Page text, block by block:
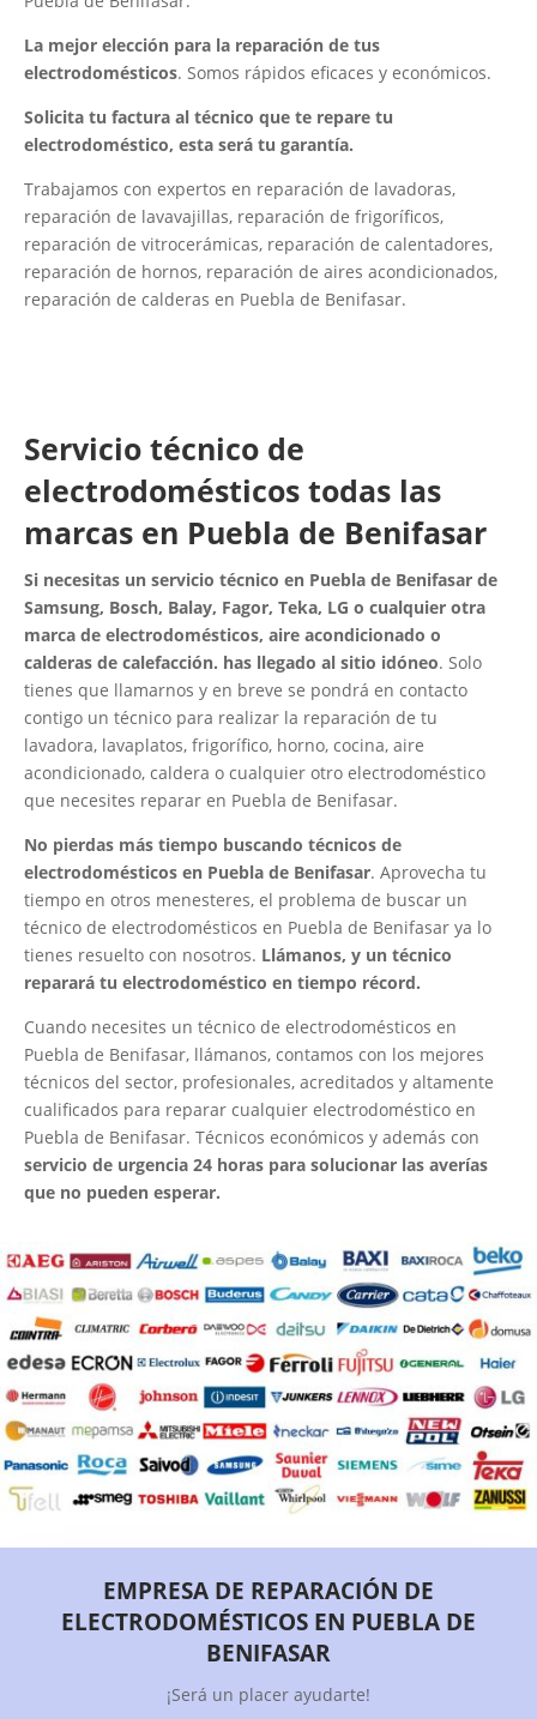
La mejor elección para la reparación de tus
electrodomésticos. Somos rápidos eficaces y económicos.
Solicita tu factura al técnico que te repare tu
electrodoméstico, esta será tu garantía.
Trabajamos con expertos en reparación de lavadoras,
reparación de lavavajillas, reparación de frigoríficos,
reparación de vitrocerámicas, reparación de calentadores,
reparación de hornos, reparación de aires acondicionados,
reparación de calderas en Puebla de Benifasar.
Servicio técnico de
electrodomésticos todas las
marcas en Puebla de Benifasar
Si necesitas un servicio técnico en Puebla de Benifasar de
Samsung, Bosch, Balay, Fagor, Teka, LG o cualquier otra
marca de electrodomésticos, aire acondicionado o
calderas de calefacción. has llegado al sitio idóneo. Solo
tienes que llamarnos y en breve se pondrá en contacto
contigo un técnico para realizar la reparación de tu
lavadora, lavaplatos, frigorífico, horno, cocina, aire
acondicionado, caldera o cualquier otro electrodoméstico
que necesites reparar en Puebla de Benifasar.
No pierdas más tiempo buscando técnicos de
electrodomésticos en Puebla de Benifasar. Aprovecha tu
tiempo en otros menesteres, el problema de buscar un
técnico de electrodomésticos en Puebla de Benifasar ya lo
tienes resuelto con nosotros. Llámanos, y un técnico
reparará tu electrodoméstico en tiempo récord.
Cuando necesites un técnico de electrodomésticos en
Puebla de Benifasar, llámanos, contamos con los mejores
técnicos del sector, profesionales, acreditados y altamente
cualificados para reparar cualquier electrodoméstico en
Puebla de Benifasar. Técnicos económicos y además con
servicio de urgencia 24 horas para solucionar las averías
que no pueden esperar.
EMPRESA DE REPARACIÓN DE
ELECTRODOMÉSTICOS EN PUEBLA DE
BENIFASAR
¡Será un placer ayudarte!